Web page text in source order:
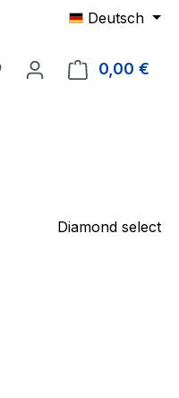
Deutsch
Du hast 0 Produkte auf
0,00 €
Diamond select